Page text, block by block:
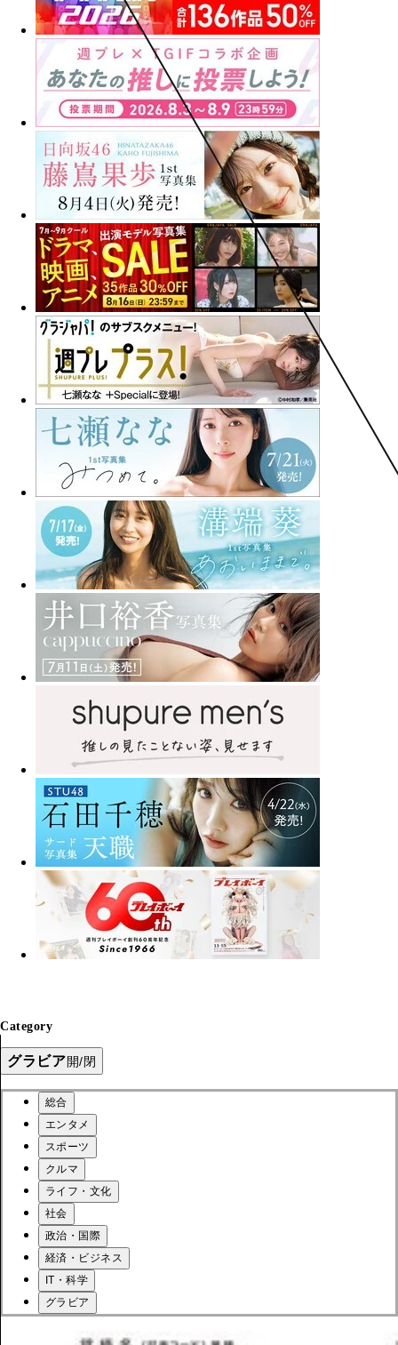
Category
グラビア開/閉
総合
エンタメ
スポーツ
クルマ
ライフ・文化
社会
政治・国際
経済・ビジネス
IT・科学
グラビア